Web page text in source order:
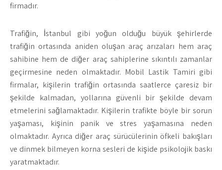
firmadır.
Trafiğin, İstanbul gibi yoğun olduğu büyük şehirlerde
trafiğin ortasında aniden oluşan araç arızaları hem araç
sahibine hem de diğer araç sahiplerine sıkıntılı zamanlar
geçirmesine neden olmaktadır. Mobil Lastik Tamiri gibi
firmalar, kişilerin trafiğin ortasında saatlerce çaresiz bir
şekilde kalmadan, yollarına güvenli bir şekilde devam
etmelerini sağlamaktadır. Kişilerin trafikte böyle bir sorun
yaşaması, kişinin panik ve stres yaşamasına neden
olmaktadır. Ayrıca diğer araç sürücülerinin öfkeli bakışları
ve dinmek bilmeyen korna sesleri de kişide psikolojik baskı
yaratmaktadır.